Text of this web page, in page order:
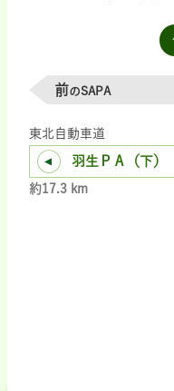
前のSAPA
東北自動車道
羽生ＰＡ（下）
約17.3 km